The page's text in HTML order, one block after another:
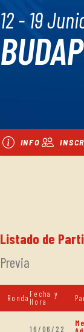
12 - 19
INFO
Listado de
Previa
Ronda Fecha y
Hora
16/06/22